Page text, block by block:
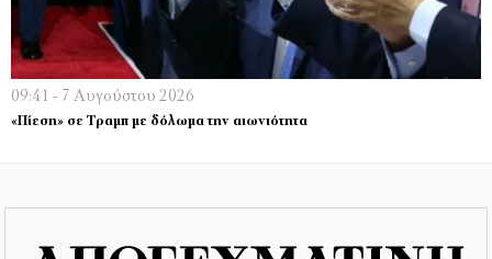
09:41 - 7 Αυγούστου 2026
«Πίεση» σε Τραμπ με δόλωμα την αιωνιότητα